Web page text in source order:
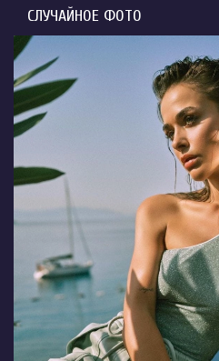
СЛУЧАЙНОЕ ФОТО